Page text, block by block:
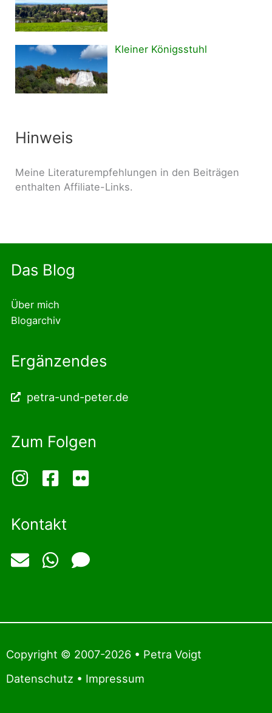
Kleiner Königsstuhl
Hinweis
Meine Literaturempfehlungen in den Beiträgen
enthalten Affiliate-Links.
Das Blog
Über mich
Blogarchiv
Ergänzendes
petra-und-peter.de
Zum Folgen
Kontakt
Copyright © 2007-2026 • Petra Voigt
Datenschutz • Impressum